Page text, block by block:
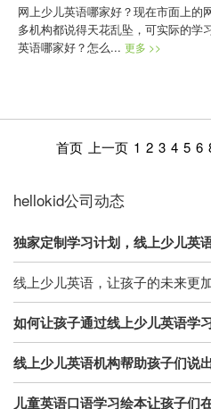
网上少儿英语哪家好？现在市面上的
多机构都说得天花乱坠，可实际的学
英语哪家好？怎么... 更多 >>
首页 上一页 1 2 3 4 5 6
hellokid公司动态
独家定制学习计划，线上少儿英
线上少儿英语，让孩子的未来更
如何让孩子通过线上少儿英语学
线上少儿英语机构帮助孩子们说
儿童英语口语学习绘本让孩子们